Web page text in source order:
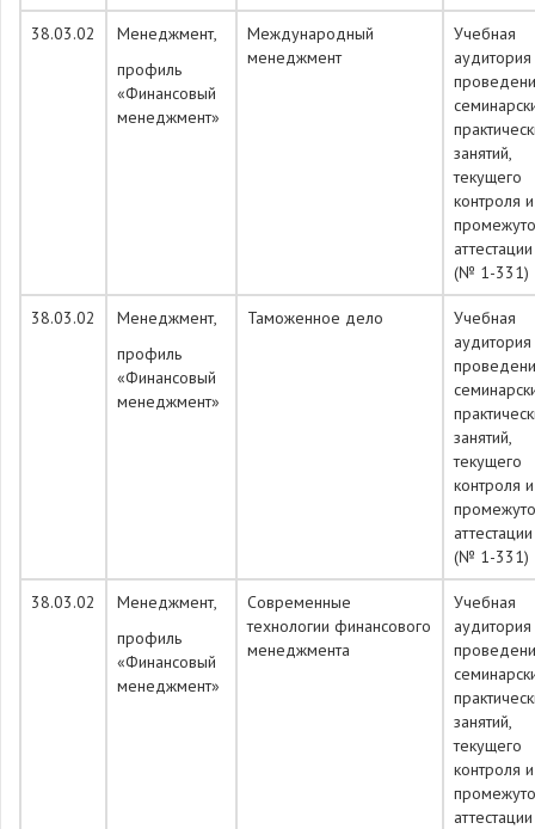
38.03.02
Менеджмент,
профиль
«Финансовый
менеджмент»
Международный
менеджмент
Учебная
занятий,
текущего
контроля и
аттестации
(№ 1-331)
38.03.02
Менеджмент,
профиль
«Финансовый
менеджмент»
Таможенное дело
Учебная
занятий,
текущего
контроля и
аттестации
(№ 1-331)
38.03.02
Менеджмент,
профиль
«Финансовый
менеджмент»
Современные
технологии финансового
менеджмента
Учебная
занятий,
текущего
контроля и
аттестации